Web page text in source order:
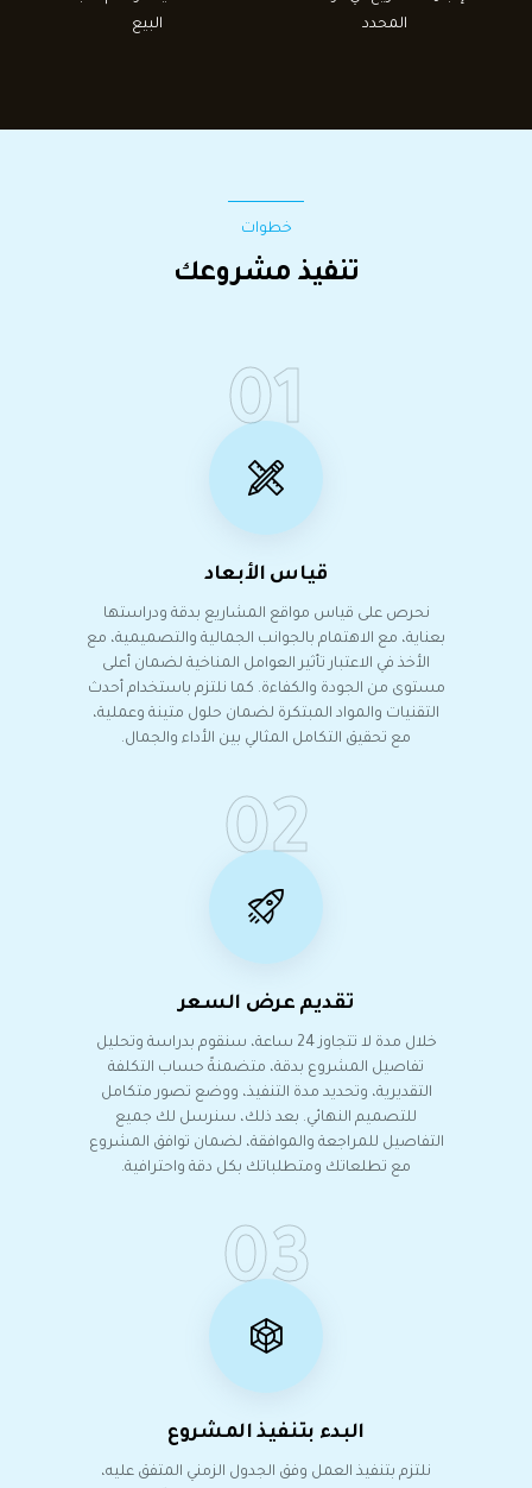
المحدد
البيع
خطوات
تنفيذ مشروعك
01
قياس الأبعاد
نحرص على قياس مواقع المشاريع بدقة ودراستها
بعناية، مع الاهتمام بالجوانب الجمالية والتصميمية، مع
الأخذ في الاعتبار تأثير العوامل المناخية لضمان أعلى
مستوى من الجودة والكفاءة. كما نلتزم باستخدام أحدث
التقنيات والمواد المبتكرة لضمان حلول متينة وعملية،
مع تحقيق التكامل المثالي بين الأداء والجمال.
02
تقديم عرض السعر
خلال مدة لا تتجاوز 24 ساعة، سنقوم بدراسة وتحليل
تفاصيل المشروع بدقة، متضمنةً حساب التكلفة
التقديرية، وتحديد مدة التنفيذ، ووضع تصور متكامل
للتصميم النهائي. بعد ذلك، سنرسل لك جميع
التفاصيل للمراجعة والموافقة، لضمان توافق المشروع
مع تطلعاتك ومتطلباتك بكل دقة واحترافية.
03
البدء بتنفيذ المشروع
نلتزم بتنفيذ العمل وفق الجدول الزمني المتفق عليه،